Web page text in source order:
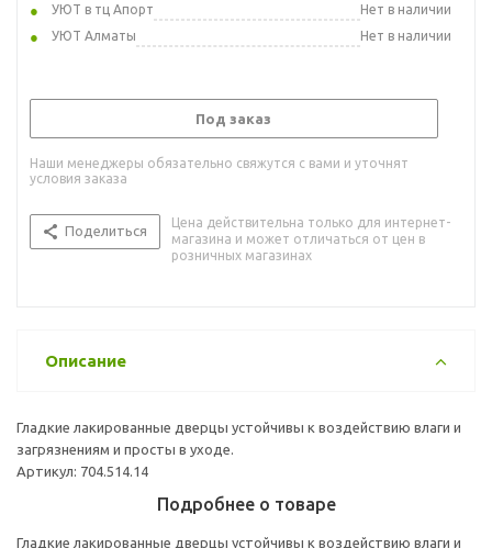
УЮТ в тц Апорт
Нет в наличии
УЮТ Алматы
Нет в наличии
Под заказ
Наши менеджеры обязательно свяжутся с вами и уточнят
условия заказа
Поделиться
Цена действительна только для интернет-
магазина и может отличаться от цен в
розничных магазинах
Описание
Гладкие лакированные дверцы устойчивы к воздействию влаги и
загрязнениям и просты в уходе.
Артикул: 704.514.14
Подробнее о товаре
Гладкие лакированные дверцы устойчивы к воздействию влаги и